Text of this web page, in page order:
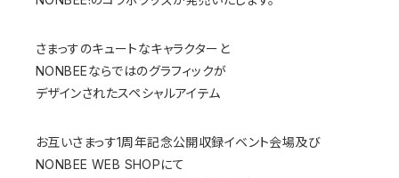
さまっすのキュートなキャラクターと
NONBEEならではのグラフィックが
デザインされたスペシャルアイテム
お互いさまっす1周年記念公開収録イベント会場及び
NONBEE WEB SHOPにて